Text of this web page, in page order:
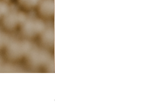
Prijs
€ 9,90